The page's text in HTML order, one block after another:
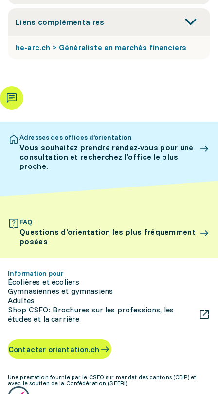
Liens complémentaires
he-arc.ch > Généraliste en marchés financiers
Adresses des offices d’orientation
Vous souhaitez prendre rendez-vous pour une
consultation et recherchez l’office le plus
proche.
FAQ
Questions d’orientation les plus fréquemment
posées
Information pour
Écolières et écoliers
Gymnasiennes et gymnasiens
Adultes
Shop CSFO: Brochures sur les professions, les
études et la carrière
Contacter orientation.ch
Une prestation fournie par le CSFO sur mandat des cantons (CDIP) et
avec le soutien de la Confédération (SEFRI)